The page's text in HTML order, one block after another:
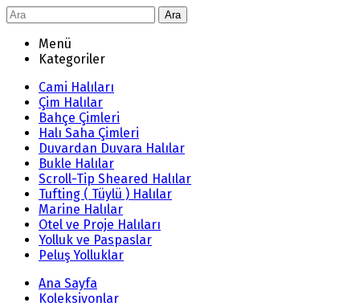
Ara
Menü
Kategoriler
Cami Halıları
Çim Halılar
Bahçe Çimleri
Halı Saha Çimleri
Duvardan Duvara Halılar
Bukle Halılar
Scroll-Tip Sheared Halılar
Tufting ( Tüylü ) Halılar
Marine Halılar
Otel ve Proje Halıları
Yolluk ve Paspaslar
Peluş Yolluklar
Ana Sayfa
Koleksiyonlar